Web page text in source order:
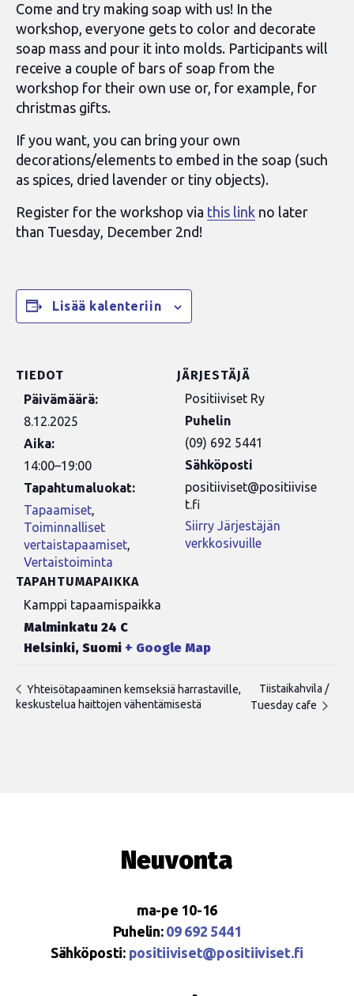
Come and try making soap with us! In the
workshop, everyone gets to color and decorate
soap mass and pour it into molds. Participants will
receive a couple of bars of soap from the
workshop for their own use or, for example, for
christmas gifts.
If you want, you can bring your own
decorations/elements to embed in the soap (such
as spices, dried lavender or tiny objects).
Register for the workshop via this link no later
than Tuesday, December 2nd!
Lisää kalenteriin
TIEDOT
Päivämäärä:
8.12.2025
Aika:
14:00–19:00
Tapahtumaluokat:
Tapaamiset,
Toiminnalliset
vertaistapaamiset,
Vertaistoiminta
TAPAHTUMAPAIKKA
Kamppi tapaamispaikka
Malminkatu 24 C
Helsinki, Suomi + Google Map
JÄRJESTÄJÄ
Positiiviset Ry
Puhelin
(09) 692 5441
Sähköposti
positiiviset@positiivise
t.fi
Siirry Järjestäjän
verkkosivuille
Yhteisötapaaminen kemseksiä harrastaville,
keskustelua haittojen vähentämisestä
Tiistaikahvila /
Tuesday cafe
Neuvonta
ma-pe 10-16
Puhelin: 09 692 5441
Sähköposti: positiiviset@positiiviset.fi